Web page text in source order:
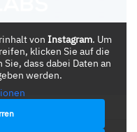
von Instagram. Um
klicken Sie auf die
dass dabei Daten an
werden.